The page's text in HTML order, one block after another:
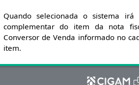
Quando selecionada o sistema irá
complementar do item da nota
Conversor de Venda informado no
item.